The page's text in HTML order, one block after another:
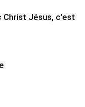
Christ Jésus, c’est